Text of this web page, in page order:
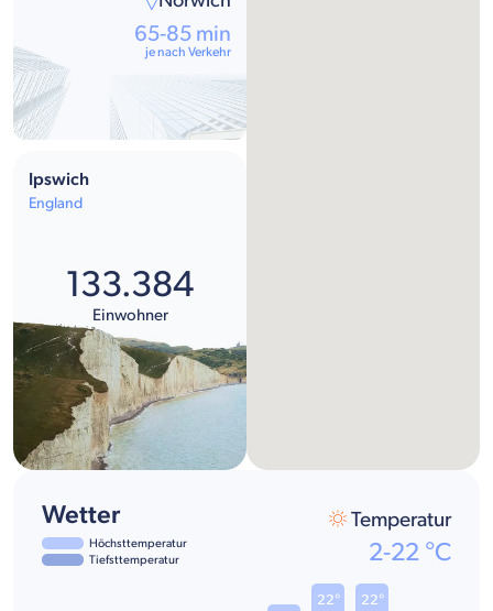
65-85 min
je nach Verkehr
Ipswich
England
133.384
Einwohner
Wetter
Höchsttemperatur
Tiefsttemperatur
Temperatur
2-22 °C
22° 22°